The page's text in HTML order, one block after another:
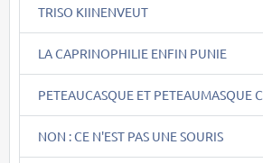
TRISO KIINENVEUT
LA CAPRINOPHILIE ENFIN PUNIE
PETEAUCASQUE ET PETEAUMASQUE C
NON : CE N'EST PAS UNE SOURIS